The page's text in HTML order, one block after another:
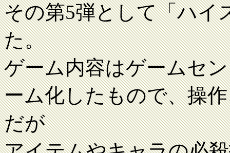
その第5弾として「ハイ
た。
ゲーム内容はゲームセ
ーム化したもので、操
だが